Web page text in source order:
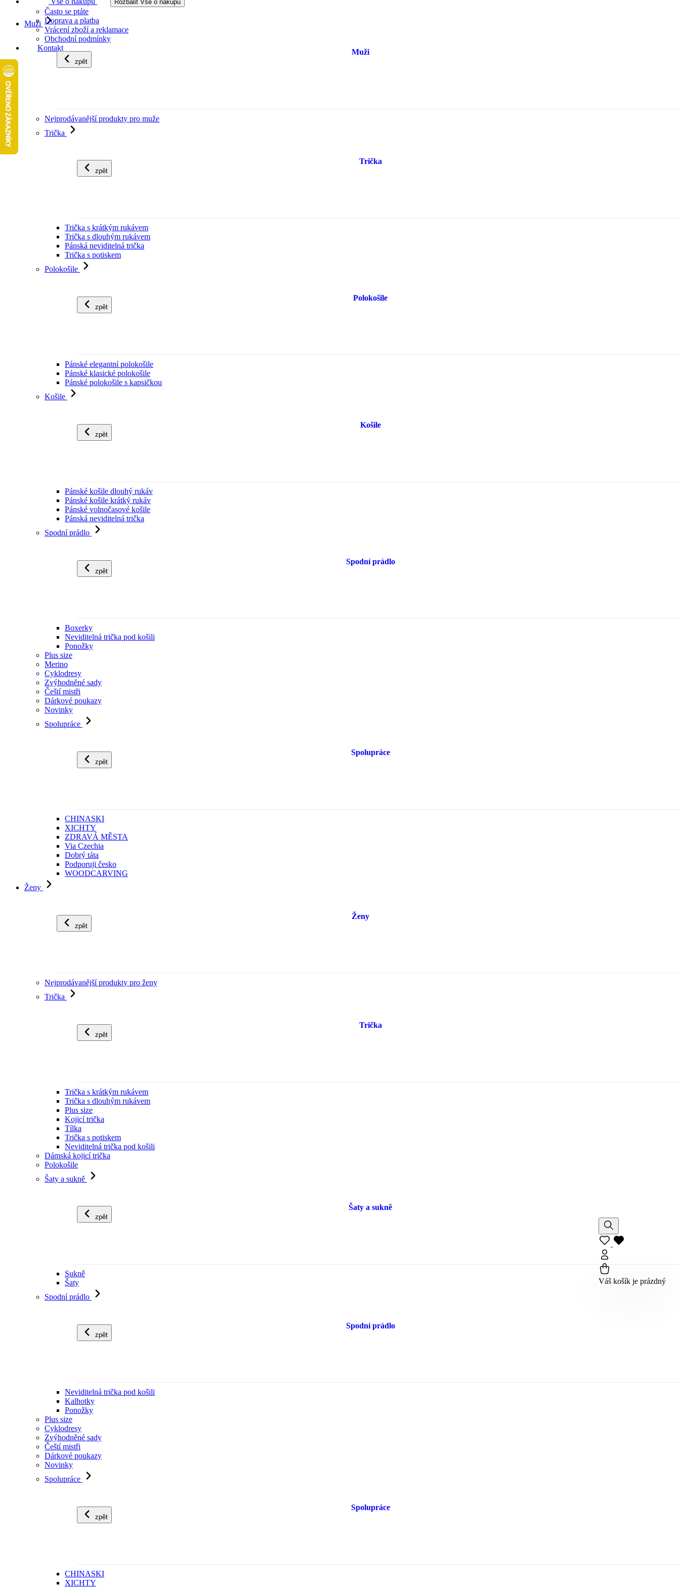
Rozbalit Vše o nákupu
Často se ptáte
Doprava a platba
Vrácení zboží a reklamace
Obchodní podmínky
Kontakt
Muži
zpět
Muži
Nejprodávanější produkty pro muže
Trička
zpět
Trička
Trička s krátkým rukávem
Trička s dlouhým rukávem
Pánská neviditelná trička
Trička s potiskem
Polokošile
zpět
Polokošile
Pánské elegantní polokošile
Pánské klasické polokošile
Pánské polokošile s kapsičkou
Košile
zpět
Košile
Pánské košile dlouhý rukáv
Pánské košile krátký rukáv
Pánské volnočasové košile
Pánská neviditelná trička
Spodní prádlo
zpět
Spodní prádlo
Boxerky
Neviditelná trička pod košili
Ponožky
Plus size
Merino
Cyklodresy
Zvýhodněné sady
Čeští mistři
Dárkové poukazy
Novinky
Spolupráce
zpět
Spolupráce
CHINASKI
XICHTY
ZDRAVÁ MĚSTA
Via Czechia
Dobrý táta
Podporuji česko
WOODCARVING
Ženy
zpět
Ženy
Nejprodávanější produkty pro ženy
Trička
zpět
Trička
Trička s krátkým rukávem
Trička s dlouhým rukávem
Plus size
Kojicí trička
Tílka
Trička s potiskem
Neviditelná trička pod košili
Dámská kojicí trička
Polokošile
Šaty a sukně
zpět
Šaty a sukně
Sukně
Šaty
Spodní prádlo
zpět
Spodní prádlo
Neviditelná trička pod košili
Kalhotky
Ponožky
Plus size
Cyklodresy
Zvýhodněné sady
Čeští mistři
Dárkové poukazy
Novinky
Spolupráce
zpět
Spolupráce
CHINASKI
XICHTY
Váš košík je prázdný